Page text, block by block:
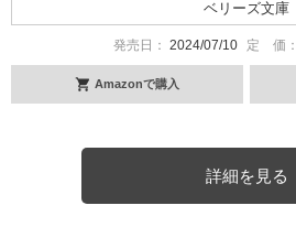
ベリーズ文庫
発売日： 2024/07/10 定 価：
Amazonで購入
詳細を見る